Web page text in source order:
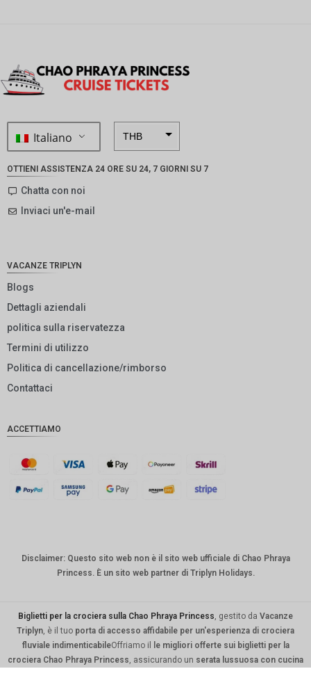
Italiano THB
GBP
AUD
KRW
MYR
HKD
SGD
USD
OTTIENI ASSISTENZA 24 ORE SU 24, 7 GIORNI SU 7
Chatta con noi
Inviaci un'e-mail
VACANZE TRIPLYN
Blogs
Dettagli aziendali
politica sulla riservatezza
Termini di utilizzo
Politica di cancellazione/rimborso
Contattaci
ACCETTIAMO
Disclaimer: Questo sito web non è il sito web ufficiale di Chao Phraya
Princess. È un sito web partner di Triplyn Holidays.
Biglietti per la crociera sulla Chao Phraya Princess , gestito da Vacanze
Triplyn , è il tuo porta di accesso affidabile per un'esperienza di crociera
fluviale indimenticabileOffriamo il
le migliori offerte sui biglietti per la
crociera Chao Phraya Princess , assicurando un serata lussuosa con cucina